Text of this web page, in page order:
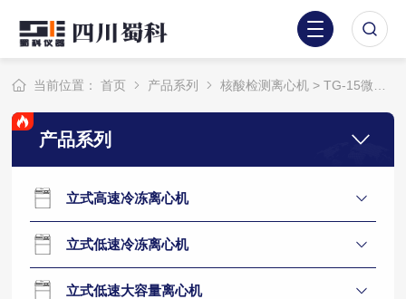
当前位置：首页 产品系列 核酸检测离心机 > TG-15微量高速离心机
产品系列
立式高速冷冻离心机
立式低速冷冻离心机
立式低速大容量离心机